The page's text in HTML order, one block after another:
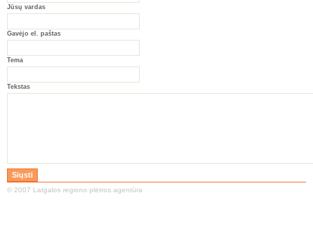
Jūsų vardas
Gavėjo el. paštas
Tema
Tekstas
© 2007 Latgalos regiono plėtros agentūra